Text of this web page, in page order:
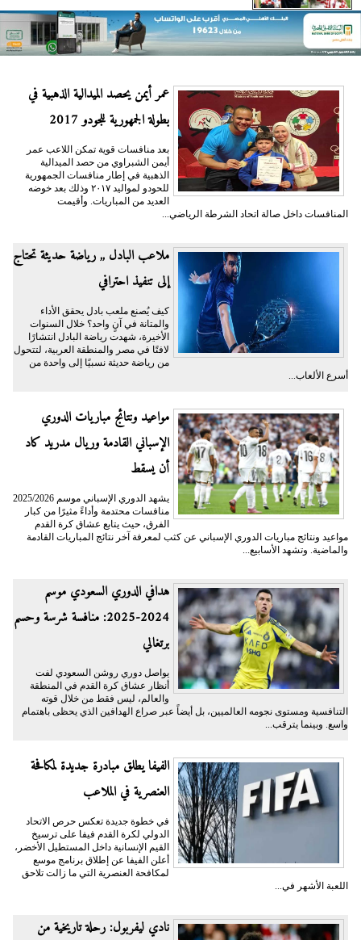
عمر أيمن يحصد الميدالية الذهبية في
بطولة الجمهورية للجودو 2017
بعد منافسات قوية تمكن اللاعب عمر
أيمن الشبراوي من حصد الميدالية
الذهبية في إطار منافسات الجمهورية
للحودو لمواليد ٢٠١٧ وذلك بعد خوضه
العديد من المباريات. وأقيمت
المنافسات داخل صالة اتحاد الشرطة الرياضي...
ملاعب البادل ,, رياضة حديثة تحتاج
إلى تنفيذ احترافي
كيف يُصنع ملعب بادل يحقق الأداء
والمتانة في آنٍ واحد؟ خلال السنوات
الأخيرة، شهدت رياضة البادل انتشارًا
لافتًا في مصر والمنطقة العربية، لتتحول
من رياضة حديثة نسبيًا إلى واحدة من
أسرع الألعاب...
مواعيد ونتائج مباريات الدوري
الإسباني القادمة وريال مدريد كاد
أن يسقط
يشهد الدوري الإسباني موسم 2025/2026
منافسات محتدمة وأداءً مثيرًا من كبار
الفرق، حيث يتابع عشاق كرة القدم
مواعيد ونتائج مباريات الدوري الإسباني عن كثب لمعرفة آخر نتائج المباريات القادمة
والماضية. وتشهد الأسابيع...
هدافي الدوري السعودي موسم
2024-2025: منافسة شرسة وحسم
برتغالي
يواصل دوري روشن السعودي لفت
أنظار عشاق كرة القدم في المنطقة
والعالم، ليس فقط من خلال قوته
التنافسية ومستوى نجومه العالميين، بل أيضاً عبر صراع الهدافين الذي يحظى باهتمام
واسع. وبينما يترقب...
الفيفا يطلق مبادرة جديدة لمكافحة
العنصرية في الملاعب
في خطوة جديدة تعكس حرص الاتحاد
الدولي لكرة القدم فيفا على ترسيخ
القيم الإنسانية داخل المستطيل الأخضر،
أعلن الفيفا عن إطلاق برنامج موسع
لمكافحة العنصرية التي ما زالت تلاحق
اللعبة الأشهر في...
نادي ليفربول: رحلة تاريخية من